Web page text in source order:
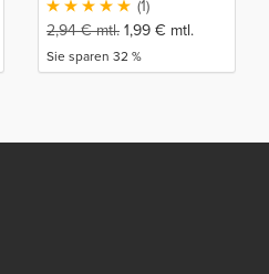
(1)
2,94€mtl. 1,99 € mtl.
Sie sparen 32 %